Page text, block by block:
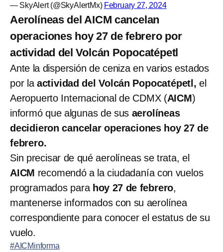
— SkyAlert (@SkyAlertMx) February 27, 2024
Aerolíneas del AICM cancelan
operaciones hoy 27 de febrero por
actividad del Volcán Popocatépetl
Ante la dispersión de ceniza en varios estados
por la actividad del Volcán Popocatépetl, el
Aeropuerto Internacional de CDMX (AICM)
informó que algunas de sus aerolíneas
decidieron cancelar operaciones hoy 27 de
febrero.
Sin precisar de qué aerolíneas se trata, el
AICM recomendó a la ciudadanía con vuelos
programados para hoy 27 de febrero,
mantenerse informados con su aerolínea
correspondiente para conocer el estatus de su
vuelo.
#AICMinforma